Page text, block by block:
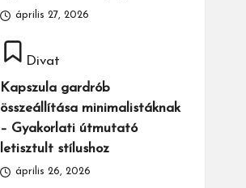
április 27, 2026
Divat
Kapszula gardrób
összeállítása minimalistáknak
– Gyakorlati útmutató
letisztult stílushoz
április 26, 2026